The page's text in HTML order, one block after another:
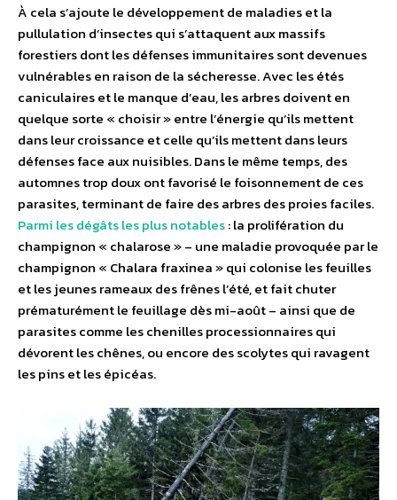
À cela s’ajoute le développement de maladies et la
pullulation d’insectes qui s’attaquent aux massifs
forestiers dont les défenses immunitaires sont devenues
vulnérables en raison de la sécheresse. Avec les étés
caniculaires et le manque d’eau, les arbres doivent en
quelque sorte « choisir » entre l’énergie qu’ils mettent
dans leur croissance et celle qu’ils mettent dans leurs
défenses face aux nuisibles. Dans le même temps, des
automnes trop doux ont favorisé le foisonnement de ces
parasites, terminant de faire des arbres des proies faciles.
Parmi les dégâts les plus notables: la prolifération du
champignon « chalarose » – une maladie provoquée par le
champignon « Chalara fraxinea » qui colonise les feuilles
et les jeunes rameaux des frênes l’été, et fait chuter
prématurément le feuillage dès mi-août – ainsi que de
parasites comme les chenilles processionnaires qui
dévorent les chênes, ou encore des scolytes qui ravagent
les pins et les épicéas.